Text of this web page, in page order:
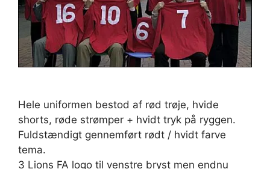
Hele uniformen bestod af rød trøje, hvide
shorts, røde strømper + hvidt tryk på ryggen.
Fuldstændigt gennemført rødt / hvidt farve
tema.
3 Lions FA logo til venstre bryst men endnu